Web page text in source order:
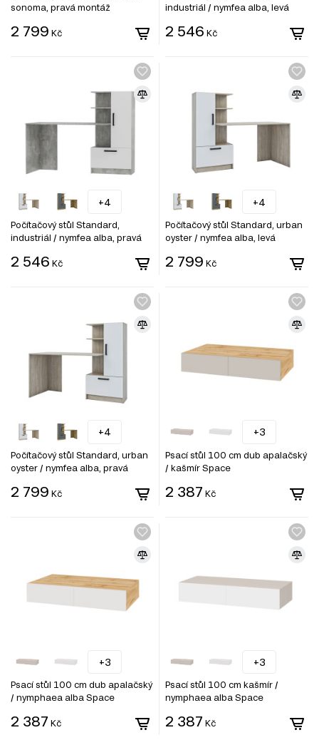
sonoma, pravá montáž
2 799 Kč
industriál / nymfea alba, levá
2 546 Kč
+4
Počítačový stůl Standard,
industriál / nymfea alba, pravá
2 546 Kč
+4
Počítačový stůl Standard, urban
oyster / nymfea alba, levá
2 799 Kč
+4
Počítačový stůl Standard, urban
oyster / nymfea alba, pravá
2 799 Kč
+3
Psací stůl 100 cm dub apalačský
/ kašmír Space
2 387 Kč
+3
Psací stůl 100 cm dub apalačský
/ nymphaea alba Space
2 387 Kč
+3
Psací stůl 100 cm kašmír /
nymphaea alba Space
2 387 Kč